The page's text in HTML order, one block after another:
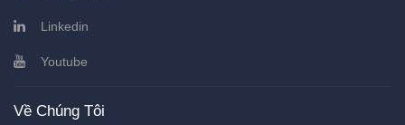
Linkedin
Youtube
Về Chúng Tôi